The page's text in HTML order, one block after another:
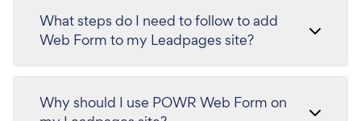
What steps do I need to follow to add
Web Form to my Leadpages site?
Why should I use POWR Web Form on